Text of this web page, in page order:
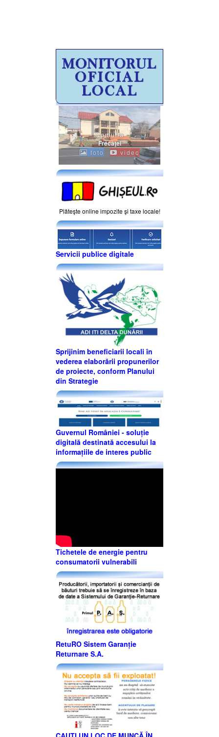
Comuna
Frecăţei
foto video
Plăteşte online impozite şi taxe locale!
Servicii publice digitale
Sprijinim beneficiarii locali în
vederea elaborării propunerilor
de proiecte, conform Planului
din Strategie
Guvernul României - soluție
digitală destinată accesului la
informațiile de interes public
Tichetele de energie pentru
consumatorii vulnerabili
RetuRO Sistem Garanție
Returnare S.A.